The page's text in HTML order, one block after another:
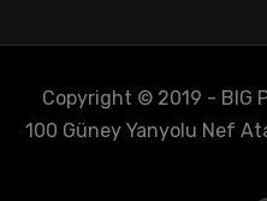
Copyright © 2019 - BIG
100 Güney Yanyolu Nef